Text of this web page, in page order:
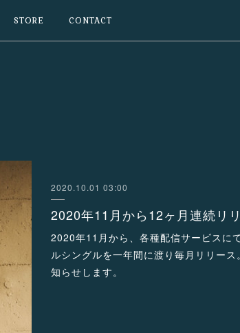
STORE CONTACT
2020.10.01 03:00
2020年11月から12ヶ月連続リ
2020年11月から、各種配信サービスに
ルシングルを一年間に渡り毎月リリー
知らせします。